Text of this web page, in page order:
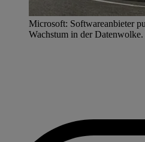
Microsoft: Softwareanbieter
Wachstum in der